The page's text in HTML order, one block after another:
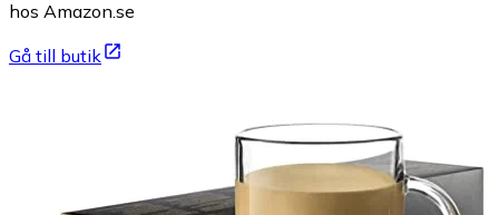
hos Amazon.se
Gå till butik